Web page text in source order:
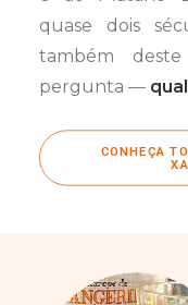
quase dois
também
pergunta —
CONHEÇA